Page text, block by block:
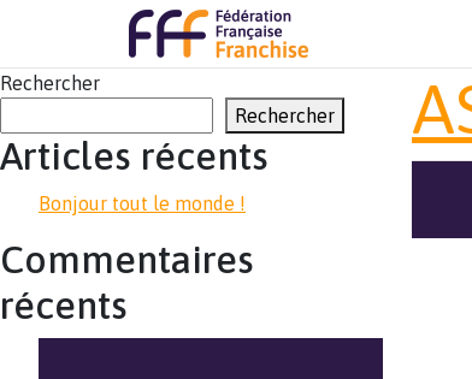
Rechercher
Rechercher
Articles récents
Bonjour tout le monde !
Commentaires
récents